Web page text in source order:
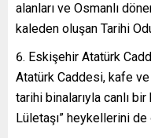
alanları ve Osmanlı
kaleden oluşan Tarihi
Eskişehir Atatürk
Atatürk Caddesi, kafe ve
tarihi binalarıyla canlı
Lületaşı” heykellerini